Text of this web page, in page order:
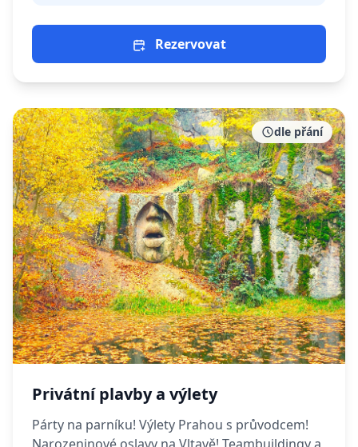
Rezervovat
dle přání
Privátní plavby a výlety
Párty na parníku! Výlety Prahou s průvodcem!